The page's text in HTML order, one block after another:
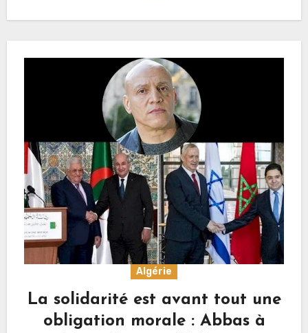
Algérie
La solidarité est avant tout une
obligation morale : Abbas à